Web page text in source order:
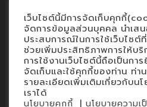
Contact
นโยบายคุกกี้
นโยบายข้อมูลส่วนบุคคล
เว็บไซต์นี้มีการจัดเก็บคุกกี้
จัดการข้อมูลส่วนบุคคล นำเส
ประสบการณ์ในการใช้เว็บไซต์
ช่วยเพิ่มประสิทธิภาพการให้บริ
การใช้งานเว็บไซต์นี้ถือเป็นการ
จัดเก็บและใช้คุกกี้ของท่าน ท่า
รายละเอียดเพิ่มเติมเกี่ยวกับน
เราได้
นโยบายคุกกี้ | นโยบายความ